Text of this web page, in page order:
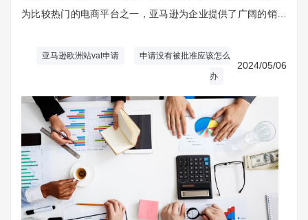
为比较热门的电商平台之一，亚马逊为企业提供了广阔的销售
VAT（Value Added Tax，增值税）是必不可少的一步。
亚马逊欧洲站vat申请 申请没有被批准应该怎么
办
2024/05/06